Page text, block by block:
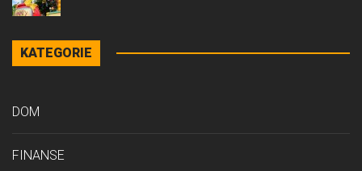
KATEGORIE
DOM
FINANSE